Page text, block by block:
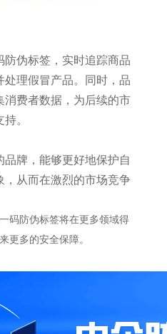
伪标签，实时追踪商品
处理假冒产品。同时，品
消费者数据，为后续的市
。
牌，能够更好地保护自
，从而在激烈的市场竞争
码防伪标签将在更多领域得
更多的安全保障。